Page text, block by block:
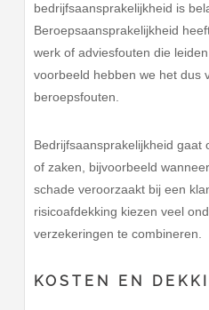
bedrijfsaansprakelijkheid is
Beroepsaansprakelijkheid
werk of adviesfouten die
voorbeeld hebben we het dus
beroepsfouten.
Bedrijfsaansprakelijkheid gaat
of zaken, bijvoorbeeld
schade veroorzaakt bij een
risicoafdekking kiezen veel
verzekeringen te combineren.
KOSTEN EN